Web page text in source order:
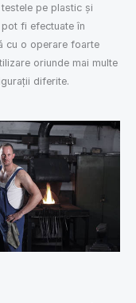
pe plastic și
fi efectuate în
cu o operare foarte
oriunde mai multe
diferite.